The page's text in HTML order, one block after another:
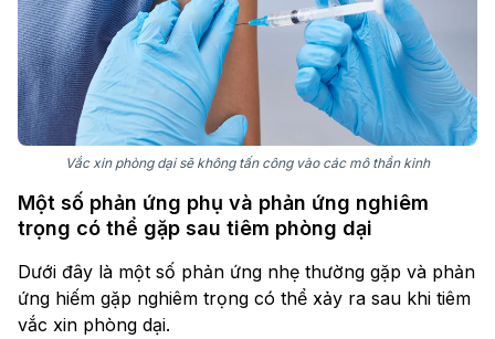
Vắc xin phòng dại sẽ không tấn công vào các mô thần kinh
Một số phản ứng phụ và phản ứng nghiêm
trọng có thể gặp sau tiêm phòng dại
Dưới đây là một số phản ứng nhẹ thường gặp và phản
ứng hiếm gặp nghiêm trọng có thể xảy ra sau khi tiêm
vắc xin phòng dại.